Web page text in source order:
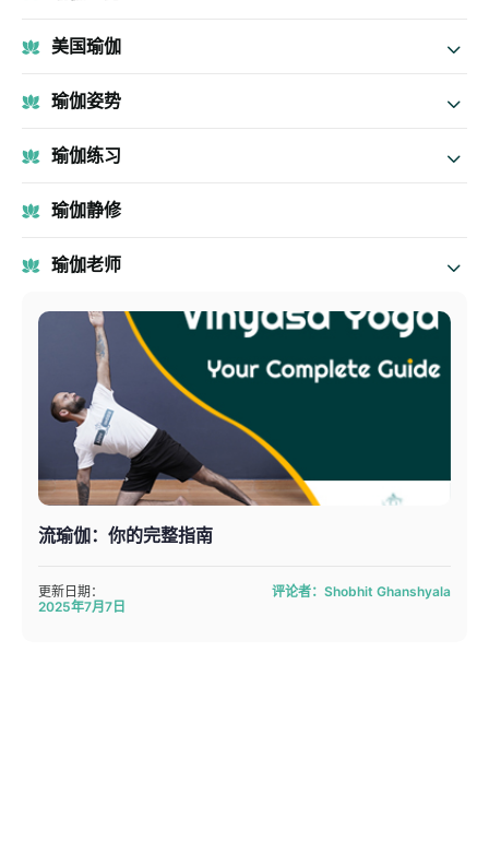
美国瑜伽
瑜伽姿势
瑜伽练习
瑜伽静修
瑜伽老师
流瑜伽：你的完整指南
更新日期：
2025年7月7日
评论者：Shobhit Ghanshyala